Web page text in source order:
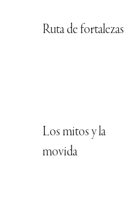
Ruta de fortalezas
Los mitos y la
movida